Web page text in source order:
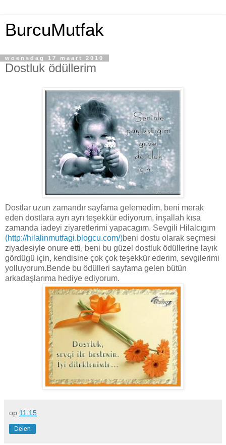
BurcuMutfak
woensdag 17 maart 2010
Dostluk ödüllerim
Dostlar uzun zamandır sayfama gelemedim, beni merak
eden dostlara ayrı ayrı teşekkür ediyorum, inşallah kısa
zamanda iadeyi ziyaretlerimi yapacagım. Sevgili Hilalcıgım
(http://hilalinmutfagi.blogcu.com/)beni dostu olarak seçmesi
ziyadesiyle onure etti, beni bu güzel dostluk ödüllerine layık
gördügü için, kendisine çok çok teşekkür ederim, sevgilerimi
yolluyorum.Bende bu ödülleri sayfama gelen bütün
arkadaşlarıma hediye ediyorum.
op 11:15
Delen